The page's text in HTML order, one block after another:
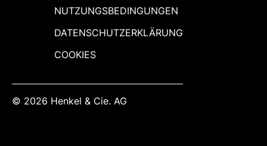
NUTZUNGSBEDINGUNGEN
DATENSCHUTZERKLÄRUNG
COOKIES
© 2026 Henkel & Cie. AG